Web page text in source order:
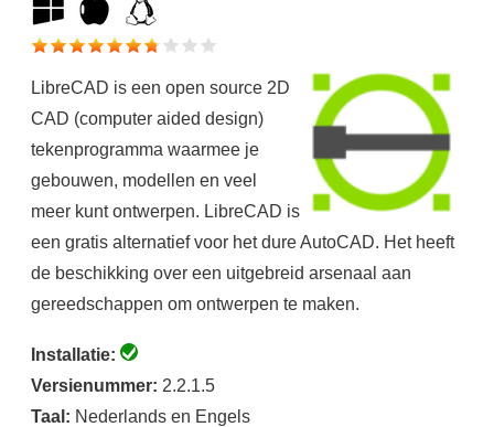
LibreCAD is een open source 2D
CAD (computer aided design)
tekenprogramma waarmee je
gebouwen, modellen en veel
meer kunt ontwerpen. LibreCAD is
een gratis alternatief voor het dure AutoCAD. Het heeft
de beschikking over een uitgebreid arsenaal aan
gereedschappen om ontwerpen te maken.
Installatie:
Versienummer: 2.2.1.5
Taal: Nederlands en Engels